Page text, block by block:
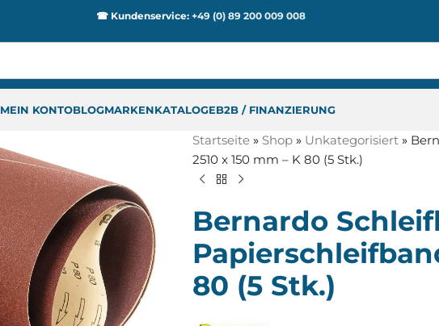
☎ Kundenservice: +49 (0) 89 200 009 008
MEIN KONTOBLOGMARKENKATALOGEB2B / FINANZIERUNG
Startseite » Shop » Unkategorisiert »
2510 x 150 mm – K 80 (5 Stk.)
Bernardo
80 (5 Stk.)